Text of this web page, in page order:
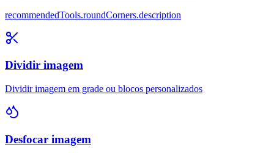
recommendedTools.roundCorners.description
Dividir imagem
Dividir imagem em grade ou blocos personalizados
Desfocar imagem